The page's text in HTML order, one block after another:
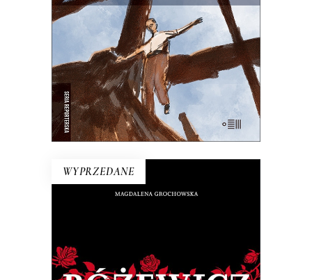
E-BOOK DO KOSZYKA
się wzięła?
50.00zł 25.00zł
WYPRZEDANE
RÓŻEWICZ. REKONSTRUKCJA